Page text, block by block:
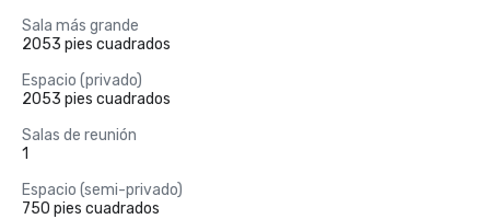
Sala más grande
2053 pies cuadrados
Espacio (privado)
2053 pies cuadrados
Salas de reunión
1
Espacio (semi-privado)
750 pies cuadrados